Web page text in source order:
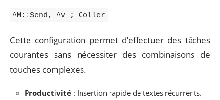
^M::Send, ^v ; Coller
Cette configuration permet d’effectuer des tâches
courantes sans nécessiter des combinaisons de
touches complexes.
Productivité : Insertion rapide de textes récurrents.